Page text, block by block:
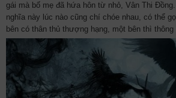
gái mà bố mẹ đã hứa hôn từ nhỏ, Vân Thi
nghĩa này lúc nào cũng chí chóe nhau, có thể
bên có thân thủ thượng hạng, một bên thì